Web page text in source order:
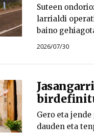
Suteen
larrialdi
baino
2026/07/30
Gero eta
dauden eta